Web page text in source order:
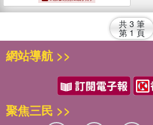
共 3 筆
第 1 頁
網站導航 >>
聚焦三民 >>